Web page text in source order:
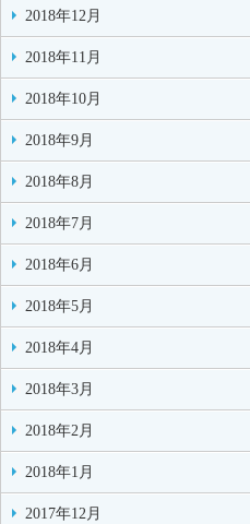
2018年12月
2018年11月
2018年10月
2018年9月
2018年8月
2018年7月
2018年6月
2018年5月
2018年4月
2018年3月
2018年2月
2018年1月
2017年12月